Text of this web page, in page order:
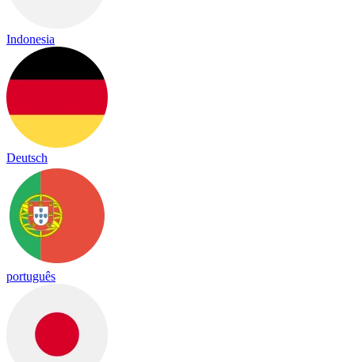
Indonesia
Deutsch
português